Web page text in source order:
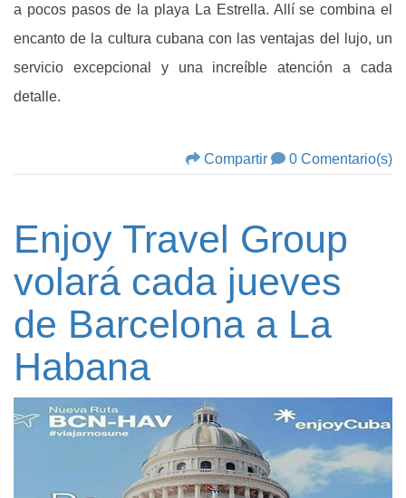
a pocos pasos de la playa La Estrella. Allí se combina el
encanto de la cultura cubana con las ventajas del lujo, un
servicio excepcional y una increíble atención a cada
detalle.
Compartir 0 Comentario(s)
Enjoy Travel Group
volará cada jueves
de Barcelona a La
Habana